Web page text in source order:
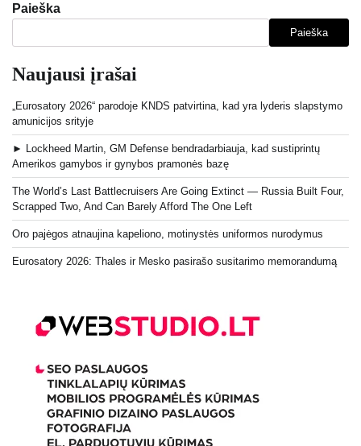
Paieška
Paieška
Naujausi įrašai
„Eurosatory 2026“ parodoje KNDS patvirtina, kad yra lyderis slapstymo
amunicijos srityje
► Lockheed Martin, GM Defense bendradarbiauja, kad sustiprintų
Amerikos gamybos ir gynybos pramonės bazę
The World’s Last Battlecruisers Are Going Extinct — Russia Built Four,
Scrapped Two, And Can Barely Afford The One Left
Oro pajėgos atnaujina kapeliono, motinystės uniformos nurodymus
Eurosatory 2026: Thales ir Mesko pasirašo susitarimo memorandumą